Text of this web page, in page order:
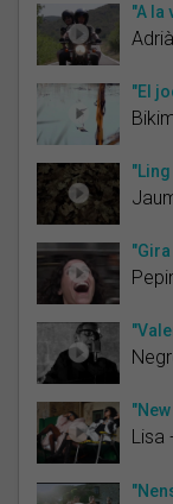
"A la
"El
Lisa